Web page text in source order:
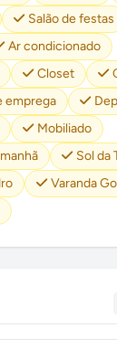
Salão de festas
Ar condicionado
Closet
emprega
Mobiliado
Sol da
Varanda